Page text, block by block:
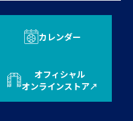
カレンダー
オフィシャル
オンラインストア